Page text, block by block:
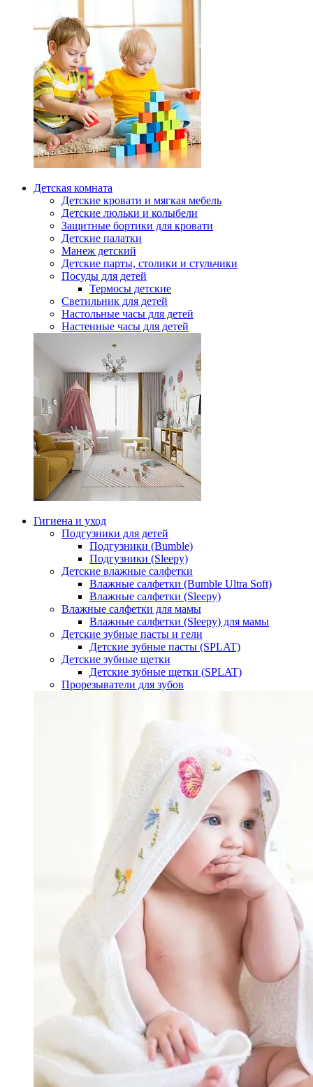
Детская комната
Детские кровати и мягкая мебель
Детские люльки и колыбели
Защитные бортики для кровати
Детские палатки
Манеж детский
Детские парты, столики и стульчики
Посуды для детей
Термосы детские
Светильник для детей
Настольные часы для детей
Настенные часы для детей
Гигиена и уход
Подгузники для детей
Подгузники (Bumble)
Подгузники (Sleepy)
Детские влажные салфетки
Влажные салфетки (Bumble Ultra Soft)
Влажные салфетки (Sleepy)
Влажные салфетки для мамы
Влажные салфетки (Sleepy) для мамы
Детские зубные пасты и гели
Детские зубные пасты (SPLAT)
Детские зубные щетки
Детские зубные щетки (SPLAT)
Прорезыватели для зубов